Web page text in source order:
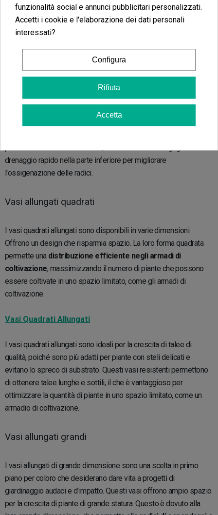
direttamente nel vaso e ottenere uno sviluppo di qualità, poiché
cresceranno in altezza e non in larghezza. Essendo recipienti di
plastica, è un materiale resistente e leggero, il che rende il
Vaso Tubolare VDL
Il vaso VDL tubolare è disponibile in varie dimensioni e si
distingue per la sua grande altezza rispetto al diametro. Presenta
piante in armadi di coltivazione, e sono dotati di una griglia di
drenaggio rapido nella parte inferiore per migliorare
l'ossigenazione delle radici.
Vasi allungati quadrati
I vasi quadrati allungati sono disponibili in varie dimensioni.
Offrono un design che risparmia spazio. La loro forma quadrata
permette una distribuzione efficiente negli armadi di
coltivazione, massimizzando il numero di piante che possono
essere coltivate in uno spazio limitato, come gli armadi di
coltivazione.
Vasi Quadrati Allungati
I vasi quadrati allungati sono ideali per la crescita di talee di
qualità, poiché sono più adatti per piante con steli delicati e
evitano lo spreco di substrato. Questi vasi resistenti permettono
di ottenere talee lunghe e sottili, il che è vantaggioso per
ottimizzare la quantità di piante in uno spazio limitato, come un
armadio di coltivazione.
Vasi allungati grandi
I vasi allungati di grande dimensione sono una scelta in primo
piano per coloro che desiderano dare vita a progetti di
giardinaggio audaci e d'impatto. Questi vasi offrono ampio spazio
per la crescita di piante di grande statura. Questo è dovuto alla
funzionalità social e annunci pubblicitari personalizzati.
Accetti i cookie e l'elaborazione dei dati personali
interessati?
Configura
Rifiuta
Accetta